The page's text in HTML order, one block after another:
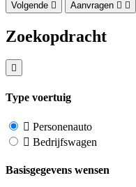
Volgende
Aanvragen
Zoekopdracht
Type voertuig
Personenauto
Bedrijfswagen
Basisgegevens wensen